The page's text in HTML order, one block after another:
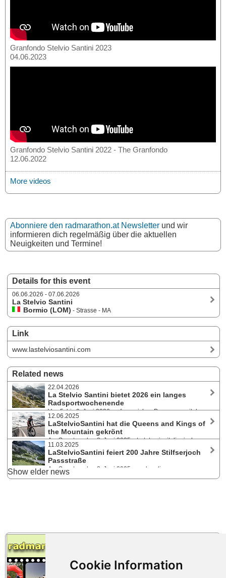
Details for this event
06.06.2026 - 07.06.2026
La Stelvio Santini
Bormio (LOM) - Strasse - MA
Link
www.lastelviosantini.com
Related news
22.04.2026
La Stelvio Santini bietet 2026 ein langes
Radsportwochenende
Von 5. bis 9. Juni 2026 umfangreiches Programm mit dem
Höhepunkt am Sonntag, wo Teilnehmer:innen von Bormio aus drei
Strecken mit Ziel auf das Stilfserjoch bestreiten. Heuer erstmals
Gravelevent am Samstag und Ausfahrten auf gesperrten Strassen auf
die Pässe im Alta Valtellina.
12.06.2025
LaStelvioSantini hat die Queens and Kings of
the Mountain gekrönt
Am Sonntag, den 8. Juni 2025, starteten im italienischen
Bormio im Alta Valtellina 1.800 Teilnehmer:innen aus 50 Nationen auf
drei Strecken mit Ziel am Stilfserjoch, der „Königin der Alpenstraßen“,
auf 2.758 Metern Seehöhe.
11.03.2025
LaStelvioSantini feiert 200 Jahre Stilfserjoch
Passstraße
Am Sonntag, den 8. Juni 2025, werden die
Teilnehmer:innen auf drei Strecken den Anstieg auf der „Königin der
Show elder news
Granfondo Stelvio Santini 2023
04.06.2023
Granfondo Stelvio Santini 2022 - The Granfondo
12.06.2022
More videos
Abonniere den radmarathon.at Newsletter und wir
informieren dich regelmäßig über die aktuellen
Neuigkeiten und Termine!